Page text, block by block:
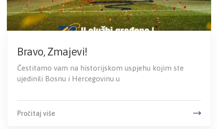
Bravo, Zmajevi!
Čestitamo vam na historijskom uspjehu kojim ste
ujedinili Bosnu i Hercegovinu u
Pročitaj više